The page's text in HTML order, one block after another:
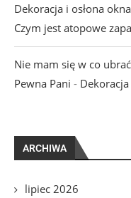
Dekoracja i osłona
Czym jest atopowe
Nie mam się w co
Pewna Pani -
ARCHIWA
lipiec 2026